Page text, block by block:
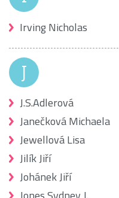
Irving Nicholas
J
J.S.Adlerová
Janečková Michaela
Jewellová Lisa
Jilík Jiří
Johánek Jiří